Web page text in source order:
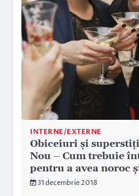
INTERNE/EXTERNE
Obiceiuri şi
Nou – Cum trebuie
pentru a avea noroc
31 decembrie 2018